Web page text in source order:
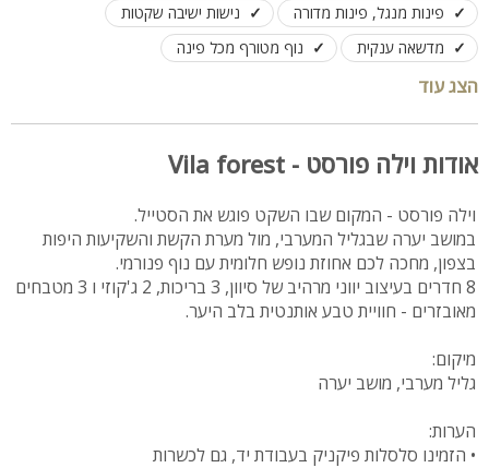
פינות מנגל, פינות מדורה
נישות ישיבה שקטות
מדשאה ענקית
נוף מטורף מכל פינה
לינה מותאמת בכל המתחם עד 24 אורחיםהצג עוד
אודות וילה פורסט - Vila forest
וילה פורסט - המקום שבו השקט פוגש את הסטייל.
במושב יערה שבגליל המערבי, מול מערת הקשת והשקיעות היפות
בצפון, מחכה לכם אחוזת נופש חלומית עם נוף פנורמי.
8 חדרים בעיצוב יווני מרהיב של סיוון, 3 בריכות, 2 ג'קוזי ו 3 מטבחים
מאובזרים - חוויית טבע אותנטית בלב היער.
מיקום:
גליל מערבי, מושב יערה
הערות:
• הזמינו סלסלות פיקניק בעבודת יד, גם לכשרות